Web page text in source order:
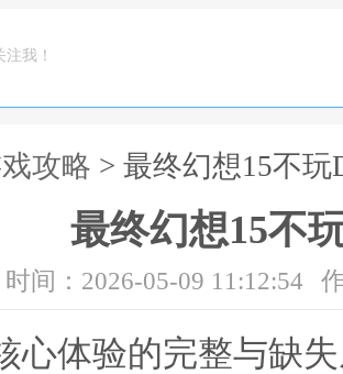
我！
攻略 > 最终幻想15不
最终幻想15不
时间：2026-05-09 11:12:54
心体验的完整与缺